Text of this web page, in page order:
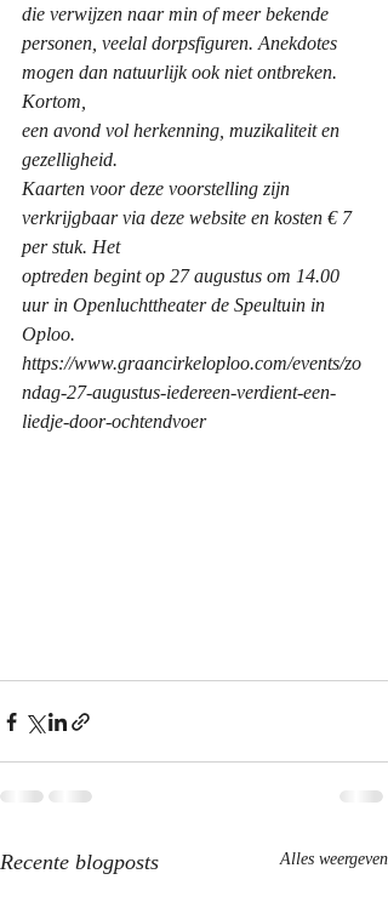
die verwijzen naar min of meer bekende
personen, veelal dorpsfiguren. Anekdotes
mogen dan natuurlijk ook niet ontbreken.
Kortom,
een avond vol herkenning, muzikaliteit en
gezelligheid.
Kaarten voor deze voorstelling zijn
verkrijgbaar via deze website en kosten € 7
per stuk. Het
optreden begint op 27 augustus om 14.00
uur in Openluchttheater de Speultuin in
Oploo.
https://www.graancirkeloploo.com/events/zo
ndag-27-augustus-iedereen-verdient-een-
liedje-door-ochtendvoer
Recente blogposts Alles weergeven